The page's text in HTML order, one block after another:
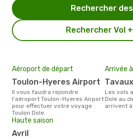
Rechercher Vol
Rechercher
Aéroport de départ
Toulon-Hyeres Airport
Il vous faudra rejoindre
l'aéroport Toulon-Hyeres Airport
pour effectuer votre voyage
Toulon Dole.
Arrivée
Les vols ayant pour destination
Dole au
arrivent
Haute saison
avril